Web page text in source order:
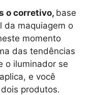
o corretivo, base
da maquiagem o
momento
das tendências
o iluminador se
e você
produtos.